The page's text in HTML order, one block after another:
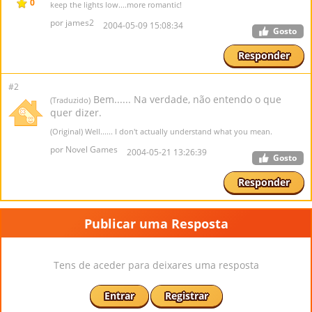
0
keep the lights low....more romantic!
por james2 2004-05-09 15:08:34 Gosto
Responder
#2
(Traduzido) Bem...... Na verdade, não entendo o que
quer dizer.
(Original) Well...... I don't actually understand what you mean.
por Novel Games 2004-05-21 13:26:39 Gosto
Responder
Publicar uma Resposta
Tens de aceder para deixares uma resposta
Entrar Registrar